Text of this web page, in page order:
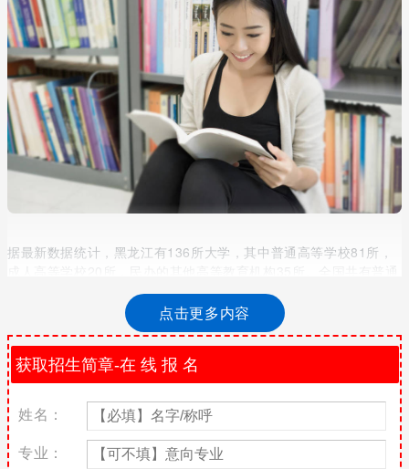
据最新数据统计，黑龙江有136所大学，其中普通高等学校81所，
高等学校2663所，成人高等学校277所，民办的其他高等教育机构
黑龙江一共有多少所大学
据最新数据统计，全国共有普通高等学校2663所(含独立学院265
所)。其中，本科院校1245所，高职（专科）院校1418所。全国共
有成人高等学校277所。民办的其他高等教育机构786所。加起来一
共有大学3726所。
点击更多内容
姓名：
专业：